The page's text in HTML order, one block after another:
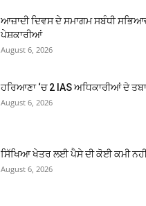
ਆਜ਼ਾਦੀ ਦਿਵਸ ਦੇ ਸਮਾਗਮ ਸਬੰਧੀ
ਪੇਸ਼ਕਾਰੀਆਂ
August 6, 2026
ਹਰਿਆਣਾ ‘ਚ 2 IAS ਅਧਿਕਾਰੀਆਂ ਦੇ
August 6, 2026
ਸਿੱਖਿਆ ਖੇਤਰ ਲਈ ਪੈਸੇ ਦੀ ਕੋਈ ਕਮੀ
August 6, 2026